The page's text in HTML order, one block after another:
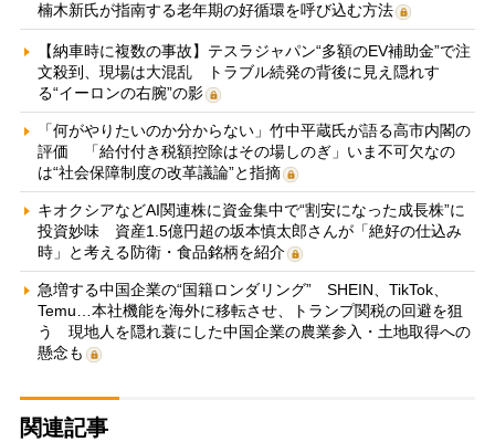
楠木新氏が指南する老年期の好循環を呼び込む方法
【納車時に複数の事故】テスラジャパン“多額のEV補助金”で注
文殺到、現場は大混乱 トラブル続発の背後に見え隠れす
る“イーロンの右腕”の影
「何がやりたいのか分からない」竹中平蔵氏が語る高市内閣の
評価 「給付付き税額控除はその場しのぎ」いま不可欠なの
は“社会保障制度の改革議論”と指摘
キオクシアなどAI関連株に資金集中で“割安になった成長株”に
投資妙味 資産1.5億円超の坂本慎太郎さんが「絶好の仕込み
時」と考える防衛・食品銘柄を紹介
急増する中国企業の“国籍ロンダリング” SHEIN、TikTok、
Temu…本社機能を海外に移転させ、トランプ関税の回避を狙
う 現地人を隠れ蓑にした中国企業の農業参入・土地取得への
懸念も
関連記事